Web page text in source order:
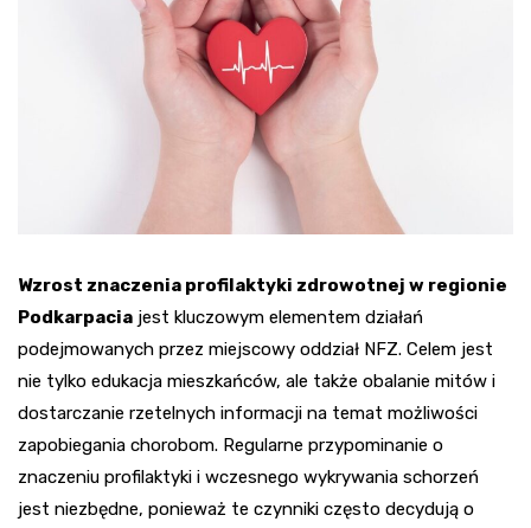
Wzrost znaczenia profilaktyki zdrowotnej w regionie
Podkarpacia jest kluczowym elementem działań
podejmowanych przez miejscowy oddział NFZ. Celem jest
nie tylko edukacja mieszkańców, ale także obalanie mitów i
dostarczanie rzetelnych informacji na temat możliwości
zapobiegania chorobom. Regularne przypominanie o
znaczeniu profilaktyki i wczesnego wykrywania schorzeń
jest niezbędne, ponieważ te czynniki często decydują o